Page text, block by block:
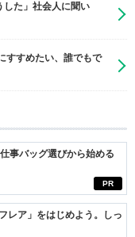
した」社会人に聞い
すすめたい、誰でもで
PR
事バッグ選びから始める
レア」をはじめよう。しっ